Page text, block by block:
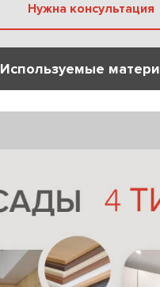
Нужна консультация
Используемые